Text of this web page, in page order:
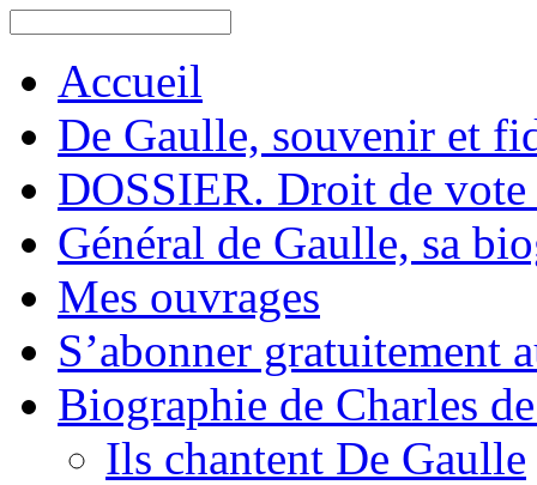
Accueil
De Gaulle, souvenir et
DOSSIER. Droit de vote
Général de Gaulle, sa
Mes ouvrages
S’abonner gratuitement
Biographie de Charles
Ils chantent De Gaulle